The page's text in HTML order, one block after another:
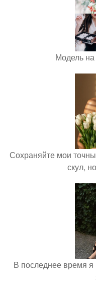
Модель
Сохраняйте мои
скул,
В последнее время я